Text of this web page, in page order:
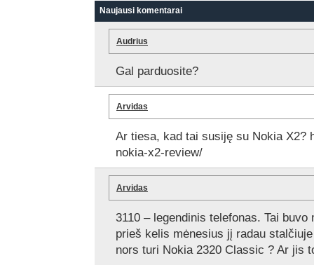
Naujausi komentarai
Audrius
Gal parduosite?
Arvidas
Ar tiesa, kad tai susiję su Nokia X2?
nokia-x2-review/
Arvidas
3110 – legendinis telefonas. Tai
prieš kelis mėnesius jį radau
nors turi Nokia 2320 Classic ? Ar jis